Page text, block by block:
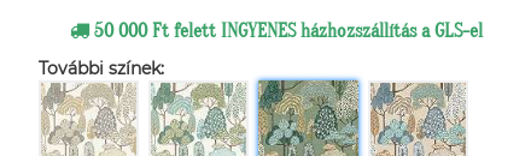
50 000 Ft felett INGYENES házhozszállítás a GLS-el
További színek: